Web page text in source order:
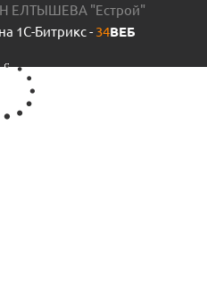
ЕЛТЫШЕВА "Естрой"
1С-Битрикс - 34ВЕБ